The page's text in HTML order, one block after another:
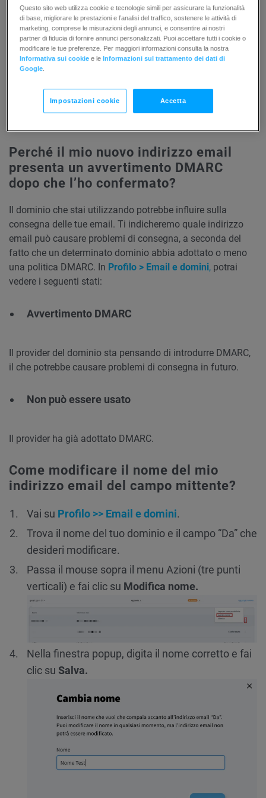
cambierà inConfermato. Potrai quindi iniziare a
utilizzarlo come indirizzo “Da” per i tuoi messaggi
e le e-mail di conferma.
i tuoi indirizzi non confermati. Fai clic sul menuAzioni
punti) a destra dell’indirizzo e-mail e seleziona
Perché il mio nuovo indirizzo email
presenta un avvertimento DMARC
dopo che l’ho confermato?
Il dominio che stai utilizzando potrebbe influire sulla
consegna delle tue email. Ti indicheremo quale indirizzo
email può causare problemi di consegna, a seconda del
fatto che un determinato dominio abbia adottato o meno
una politica DMARC. In Profilo > Email e domini, potrai
vedere i seguenti stati:
Avvertimento DMARC
Il provider del dominio sta pensando di introdurre DMARC,
il che potrebbe causare problemi di consegna in futuro.
Non può essere usato
Il provider ha già adottato DMARC.
Come modificare il nome del mio
indirizzo email del campo mittente?
Vai su Profilo >> Email e domini.
Trova il nome del tuo dominio e il campo “Da” che
desideri modificare.
Passa il mouse sopra il menu Azioni (tre punti
verticali) e fai clic su Modifica nome.
Nella finestra popup, digita il nome corretto e fai
clic su Salva.
Questo sito web utilizza cookie e tecnologie simili per assicurare la funzionalità
di base, migliorare le prestazioni e l’analisi del traffico, sostenere le attività di
marketing, comprese le misurazioni degli annunci, e consentire ai nostri
partner di fiducia di fornire annunci personalizzati. Puoi accettare tutti i cookie o
modificare le tue preferenze. Per maggiori informazioni consulta la nostra
Informativa sui cookie e leInformazioni sul trattamento dei dati di
Google
Impostazioni cookie Accetta